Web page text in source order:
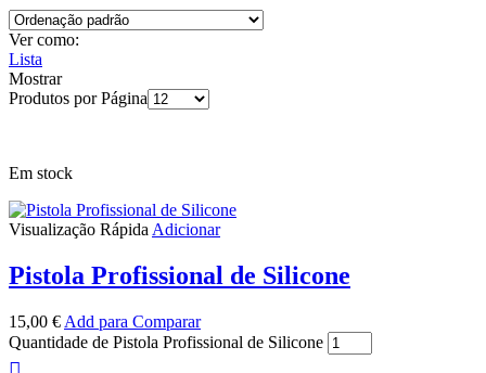
Ver como:
Lista
Mostrar
Produtos por Página
Em stock
Visualização Rápida Adicionar
Pistola Profissional de Silicone
15,00 € Add para Comparar
Quantidade de Pistola Profissional de Silicone